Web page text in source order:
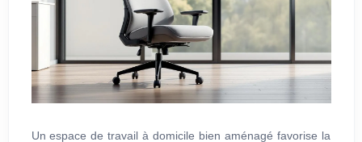
Un espace de travail à domicile bien aménagé favorise la